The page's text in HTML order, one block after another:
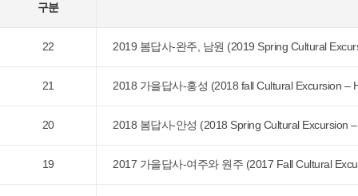
구분
22 2019 봄답사-완주, 남원 (2019 Spring Cultural
21 2018 가을답사-홍성 (2018 fall Cultural Excursion –
20 2018 봄답사-안성 (2018 Spring Cultural Excursion
19 2017 가을답사-여주와 원주 (2017 Fall Cultural